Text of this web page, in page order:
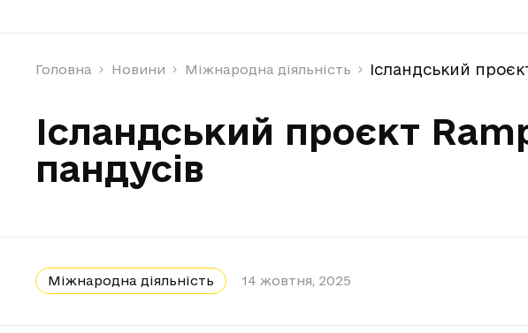
Головна Новини Міжнародна діяльність Ісландський
Ісландський проєкт
пандусів
Міжнародна діяльність 14 жовтня, 2025